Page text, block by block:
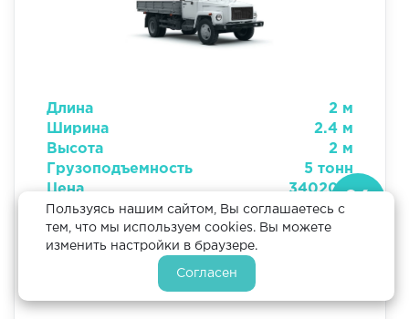
Пользуясь нашим сайтом, Вы соглашаетесь с
тем, что мы используем cookies. Вы можете
изменить настройки в браузере.
Согласен
Длина
2 м
Ширина
2.4 м
Высота
2 м
Грузоподъемность
5 тонн
Цена
34020 р
ЗАКАЗАТЬ